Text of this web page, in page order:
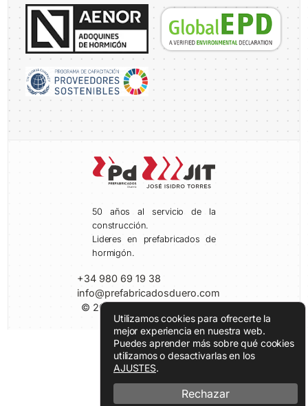
50 años al servicio de la
construcción.
Lideres en prefabricados de
hormigón.
+34 980 69 19 38
info@prefabricadosduero.com
© 2026 Prefabricados Duero
Utilizamos cookies para ofrecerte la
mejor experiencia en nuestra web.
Puedes aprender más sobre qué cookies
utilizamos o desactivarlas en los
AJUSTES.
Rechazar